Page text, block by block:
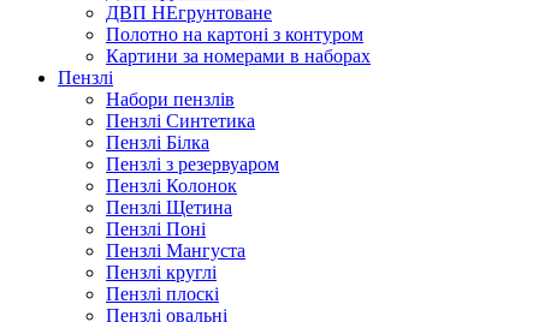
ДВП НЕгрунтоване
Полотно на картоні з контуром
Картини за номерами в наборах
Пензлі
Набори пензлів
Пензлі Синтетика
Пензлі Білка
Пензлі з резервуаром
Пензлі Колонок
Пензлі Щетина
Пензлі Поні
Пензлі Мангуста
Пензлі круглі
Пензлі плоскі
Пензлі овальні